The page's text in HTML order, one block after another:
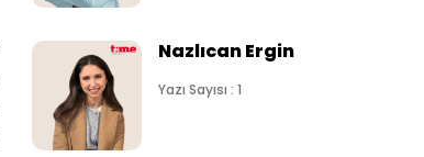
Nazlıcan Ergin
Yazı Sayısı : 1